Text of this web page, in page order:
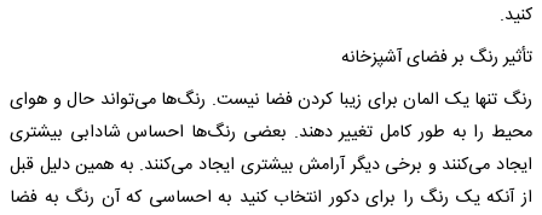
کنید.
تأثیر رنگ بر فضای آشپزخانه
رنگ‌ تنها یک المان برای زیبا کردن فضا نیست. رنگ‌ها می‌تواند حال و هوای
محیط را به طور کامل تغییر دهند. بعضی رنگ‌ها احساس شادابی بیشتری
ایجاد می‌کنند و برخی دیگر آرامش بیشتری ایجاد می‌کنند. به همین دلیل قبل
از آنکه یک رنگ را برای دکور انتخاب کنید به احساسی که آن رنگ به فضا